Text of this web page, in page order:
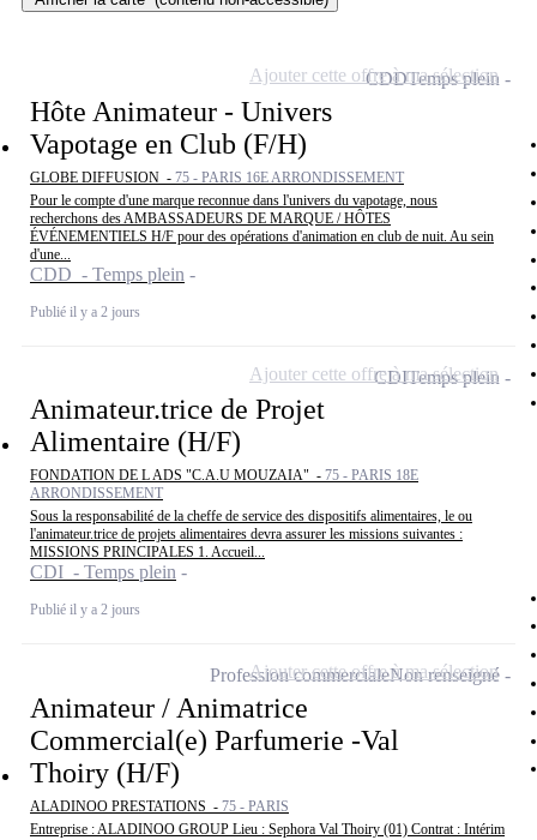
Hôte Animateur - Univers
Vapotage en Club (F/H)
GLOBE DIFFUSION - 75 - PARIS 16E ARRONDISSEMENT
Pour le compte d'une marque reconnue dans l'univers du vapotage, nous
recherchons des AMBASSADEURS DE MARQUE / HÔTES
ÉVÉNEMENTIELS H/F pour des opérations d'animation en club de nuit. Au sein
d'une...
CDD - Temps plein
Publié il y a 2 jours
CDDTemps plein
Ajouter cette offre à ma sélection
Animateur.trice de Projet
Alimentaire (H/F)
FONDATION DE L ADS "C.A.U MOUZAIA" - 75 - PARIS 18E
ARRONDISSEMENT
Sous la responsabilité de la cheffe de service des dispositifs alimentaires, le ou
l'animateur.trice de projets alimentaires devra assurer les missions suivantes :
MISSIONS PRINCIPALES 1. Accueil...
CDI - Temps plein
Publié il y a 2 jours
CDITemps plein
Ajouter cette offre à ma sélection
Animateur / Animatrice
Commercial(e) Parfumerie -Val
Thoiry (H/F)
ALADINOO PRESTATIONS - 75 - PARIS
Entreprise : ALADINOO GROUP Lieu : Sephora Val Thoiry (01) Contrat : Intérim
Profession commercialeNon renseigné
Ajouter cette offre à ma sélection